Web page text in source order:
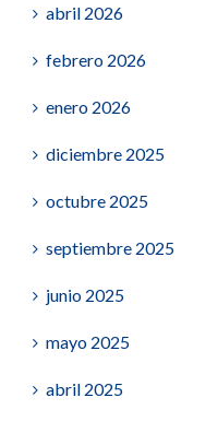
abril 2026
febrero 2026
enero 2026
diciembre 2025
octubre 2025
septiembre 2025
junio 2025
mayo 2025
abril 2025